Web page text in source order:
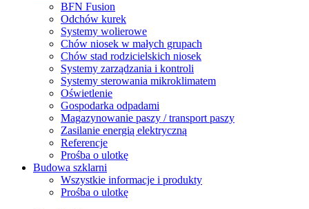
BFN Fusion
Odchów kurek
Systemy wolierowe
Chów niosek w małych grupach
Chów stad rodzicielskich niosek
Systemy zarządzania i kontroli
Systemy sterowania mikroklimatem
Oświetlenie
Gospodarka odpadami
Magazynowanie paszy / transport paszy
Zasilanie energią elektryczną
Referencje
Prośba o ulotkę
Budowa szklarni
Wszystkie informacje i produkty
Prośba o ulotkę